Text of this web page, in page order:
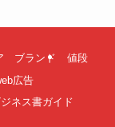
ブランド
値段
広告
ジネス書ガイド